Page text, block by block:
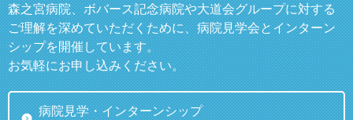
森之宮病院、ボバース記念病院や大道会グループに対する
ご理解を深めていただくために、病院見学会とインターン
シップを開催しています。
お気軽にお申し込みください。
病院見学・インターンシップ